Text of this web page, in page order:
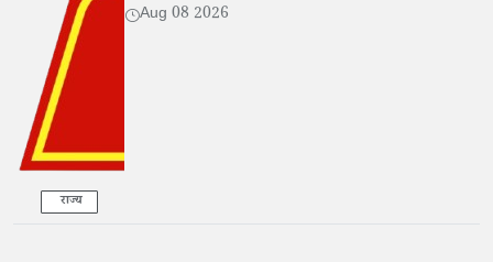
राज्य
Aug 08 2026